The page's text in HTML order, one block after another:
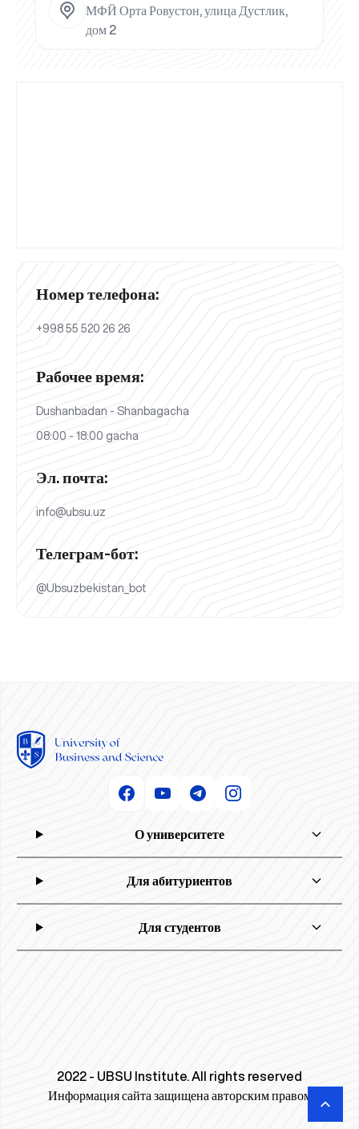
МФЙ Орта Ровустон, улица Дустлик,
дом 2
Номер телефона:
+998 55 520 26 26
Рабочее время:
Dushanbadan - Shanbagacha
08:00 - 18:00 gacha
Эл. почта:
info@ubsu.uz
Телеграм-бот:
@Ubsuzbekistan_bot
О университете
Для абитуриентов
Для студентов
2022 - UBSU Institute. All rights reserved
Информация сайта защищена авторским правом